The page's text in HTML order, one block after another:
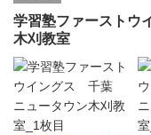
学習塾ファースト
木刈教室